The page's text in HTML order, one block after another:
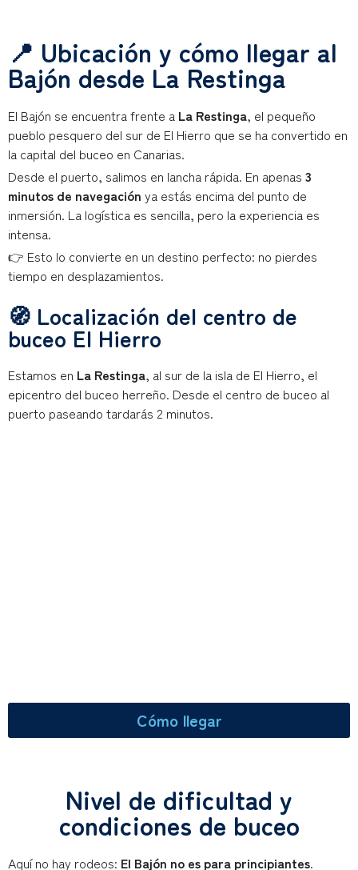
📍 Ubicación y cómo llegar al
Bajón desde La Restinga
El Bajón se encuentra frente a La Restinga, el pequeño
pueblo pesquero del sur de El Hierro que se ha convertido en
la capital del buceo en Canarias.
Desde el puerto, salimos en lancha rápida. En apenas 3
minutos de navegación ya estás encima del punto de
inmersión. La logística es sencilla, pero la experiencia es
intensa.
👉 Esto lo convierte en un destino perfecto: no pierdes
tiempo en desplazamientos.
🧭 Localización del centro de
buceo El Hierro
Estamos en La Restinga, al sur de la isla de El Hierro, el
epicentro del buceo herreño. Desde el centro de buceo al
puerto paseando tardarás 2 minutos.
Cómo llegar
Nivel de dificultad y
condiciones de buceo
Aquí no hay rodeos: El Bajón no es para principiantes.